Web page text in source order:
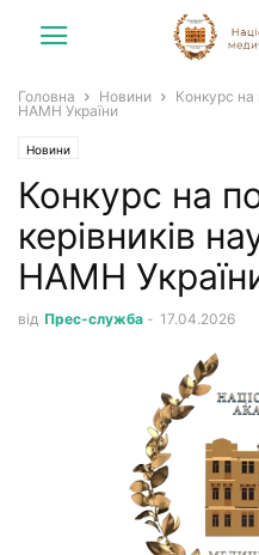
Головна Новини
Конкурс на
НАМН України
Новини
Конкурс на
керівників
НАМН
від Прес-служба - 17.04.2026